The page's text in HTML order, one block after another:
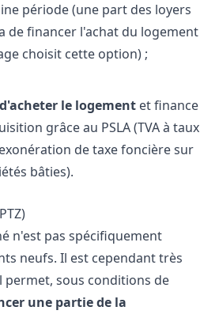
période (une part des loyers
de financer l'achat du logement
choisit cette option) ;
le logement et finance
grâce au PSLA (TVA à taux
de taxe foncière sur
bâties).
n'est pas spécifiquement
neufs. Il est cependant très
sous conditions de
une partie de la